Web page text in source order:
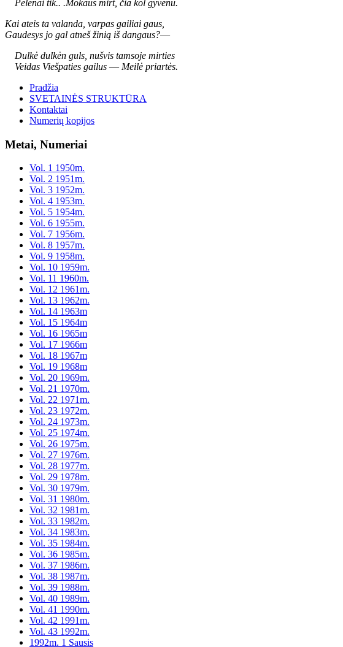
Pelenai tik.. .Mokaus mirt, čia kol gyvenu.
Kai ateis ta valanda, varpas gailiai gaus,
Gaudesys jo gal atneš žinią iš dangaus?—
Dulkė dulkėn guls, nušvis tamsoje mirties
Veidas Viešpaties gailus — Meilė priartės.
Pradžia
SVETAINĖS STRUKTŪRA
Kontaktai
Numerių kopijos
Metai, Numeriai
Vol. 1 1950m.
Vol. 2 1951m.
Vol. 3 1952m.
Vol. 4 1953m.
Vol. 5 1954m.
Vol. 6 1955m.
Vol. 7 1956m.
Vol. 8 1957m.
Vol. 9 1958m.
Vol. 10 1959m.
Vol. 11 1960m.
Vol. 12 1961m.
Vol. 13 1962m.
Vol. 14 1963m
Vol. 15 1964m
Vol. 16 1965m
Vol. 17 1966m
Vol. 18 1967m
Vol. 19 1968m
Vol. 20 1969m.
Vol. 21 1970m.
Vol. 22 1971m.
Vol. 23 1972m.
Vol. 24 1973m.
Vol. 25 1974m.
Vol. 26 1975m.
Vol. 27 1976m.
Vol. 28 1977m.
Vol. 29 1978m.
Vol. 30 1979m.
Vol. 31 1980m.
Vol. 32 1981m.
Vol. 33 1982m.
Vol. 34 1983m.
Vol. 35 1984m.
Vol. 36 1985m.
Vol. 37 1986m.
Vol. 38 1987m.
Vol. 39 1988m.
Vol. 40 1989m.
Vol. 41 1990m.
Vol. 42 1991m.
Vol. 43 1992m.
1992m. 1 Sausis